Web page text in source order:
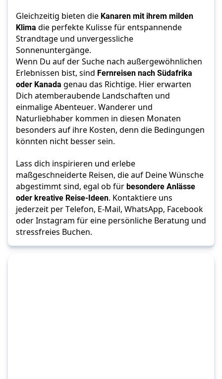
Gleichzeitig bieten die Kanaren mit ihrem milden
Klima die perfekte Kulisse für entspannende
Strandtage und unvergessliche
Sonnenuntergänge.
Wenn Du auf der Suche nach außergewöhnlichen
Erlebnissen bist, sind Fernreisen nach Südafrika
oder Kanada genau das Richtige. Hier erwarten
Dich atemberaubende Landschaften und
einmalige Abenteuer. Wanderer und
Naturliebhaber kommen in diesen Monaten
besonders auf ihre Kosten, denn die Bedingungen
könnten nicht besser sein.
Lass dich inspirieren und erlebe
maßgeschneiderte Reisen, die auf Deine Wünsche
abgestimmt sind, egal ob für besondere Anlässe
oder kreative Reise-Ideen. Kontaktiere uns
jederzeit per Telefon, E-Mail, WhatsApp, Facebook
oder Instagram für eine persönliche Beratung und
stressfreies Buchen.